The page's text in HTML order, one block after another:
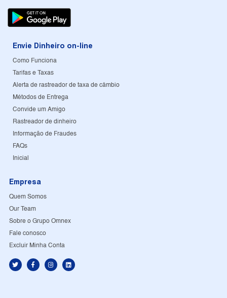
Envie Dinheiro on-line
Como Funciona
Tarifas e Taxas
Alerta de rastreador de taxa de câmbio
Métodos de Entrega
Convide um Amigo
Rastreador de dinheiro
Informação de Fraudes
FAQs
Inicial
Empresa
Quem Somos
Our Team
Sobre o Grupo Omnex
Fale conosco
Excluir Minha Conta